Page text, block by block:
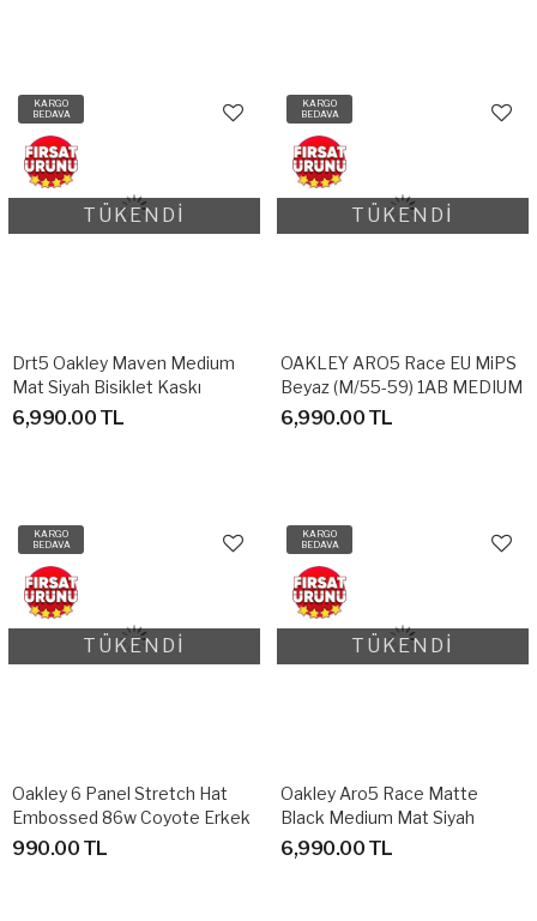
KARGO
BEDAVA
TÜKENDİ
Drt5 Oakley Maven Medium
Mat Siyah Bisiklet Kaskı
6,990.00 TL
KARGO
BEDAVA
TÜKENDİ
OAKLEY ARO5 Race EU MiPS
Beyaz (M/55-59) 1AB MEDIUM
6,990.00 TL
KARGO
BEDAVA
TÜKENDİ
Oakley 6 Panel Stretch Hat
Embossed 86w Coyote Erkek
Şapka S/M
990.00 TL
KARGO
BEDAVA
TÜKENDİ
Oakley Aro5 Race Matte
Black Medium Mat Siyah
Unisex Bisiklet Kaskı (M)
6,990.00 TL